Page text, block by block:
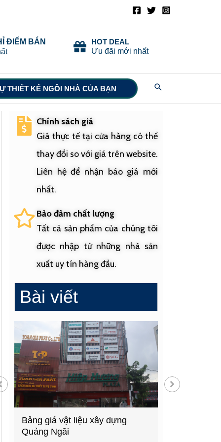
ĐIỂM BÁN
HOT DEAL
Ưu đãi mới nhất
THIẾT KẾ NGÔI NHÀ CỦA BẠN Search
Chính sách giá
Giá thực tế tại cửa hàng có thể
thay đổi so với giá trên website.
Liên hệ để nhận báo giá mới
nhất.
Bảo đảm chất lượng
Tất cả sản phẩm của chúng tôi
được nhập từ những nhà sản
xuất uy tín hàng đầu.
Bài viết
Bảng giá vật liệu xây dựng
Quảng Ngãi